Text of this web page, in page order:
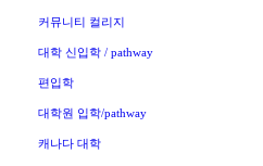
커뮤니티 컬리지
대학 신입학 / pathway
편입학
대학원 입학/pathway
캐나다 대학